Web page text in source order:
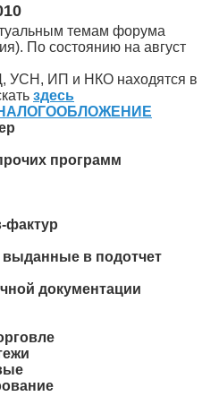
темам форума
По состоянию на август
УСН, ИП и НКО находятся в
здесь
НАЛОГООБЛОЖЕНИЕ
программ
фактур
выданные в подотчет
документации